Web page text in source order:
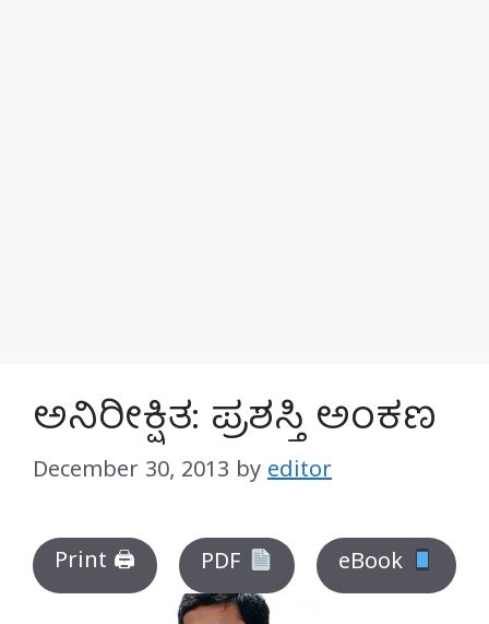
ಅನಿರೀಕ್ಷಿತ: ಪ್ರಶಸ್ತಿ ಅಂಕಣ
December 30, 2013 by editor
Print 🖨 PDF eBook